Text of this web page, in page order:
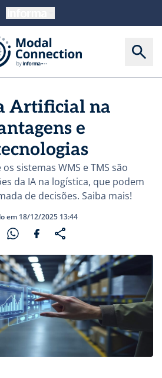
Artificial na
e
sistemas WMS e TMS são
da IA na logística, que podem
de decisões. Saiba mais!
em 18/12/2025 13:44